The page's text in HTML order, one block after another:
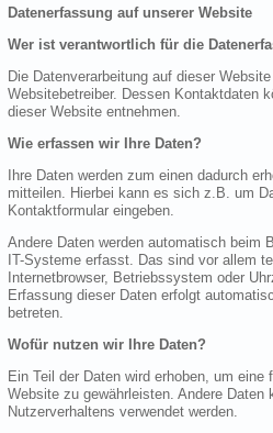
Datenerfassung auf unserer Website
Wer ist verantwortlich für die
Die Datenverarbeitung auf dieser
Websitebetreiber. Dessen Kontaktdaten
dieser Website entnehmen.
Wie erfassen wir Ihre Daten?
Ihre Daten werden zum einen dadurch
mitteilen. Hierbei kann es sich z.B. um
Kontaktformular eingeben.
Andere Daten werden automatisch beim
IT-Systeme erfasst. Das sind vor allem
Internetbrowser, Betriebssystem oder
Erfassung dieser Daten erfolgt
betreten.
Wofür nutzen wir Ihre Daten?
Ein Teil der Daten wird erhoben, um eine
Website zu gewährleisten. Andere Daten
Nutzerverhaltens verwendet werden.